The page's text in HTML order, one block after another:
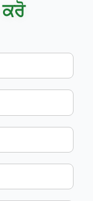
ਕਰੋ